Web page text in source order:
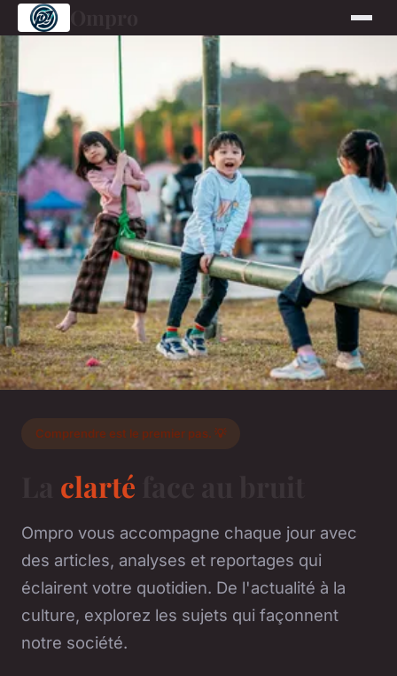
Comprendre est le premier pas. 💡
clarté
Ompro vous accompagne chaque jour avec
des articles, analyses et reportages qui
éclairent votre quotidien. De l'actualité à la
culture, explorez les sujets qui façonnent
notre société.